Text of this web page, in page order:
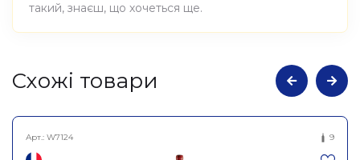
такий, знаєш, що хочеться ще.
Атрибути
Cхожі товари
Арт.: W7124 9